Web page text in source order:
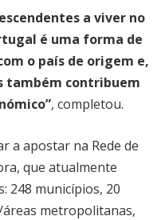
a viver no
é uma forma de
o país de origem e,
também contribuem
, completou.
a apostar na Rede de
que atualmente
248 municípios, 20
metropolitanas,